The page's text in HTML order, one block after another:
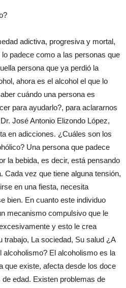
adictiva, progresiva y mortal,
padece como a las personas que
persona que ya perdió la
ahora es el alcohol el que lo
cuándo una persona es
para ayudarlo?, para aclararnos
José Antonio Elizondo López,
en adicciones. ¿Cuáles son los
Una persona que padece
la bebida, es decir, está pensando
Cada vez que tiene alguna tensión,
en una fiesta, necesita
bien. En cuanto este individuo
mecanismo compulsivo que le
y esto le crea
trabajo, La sociedad, Su salud ¿A
alcoholismo? El alcoholismo es la
que existe, afecta desde los doce
edad. Existen problemas de